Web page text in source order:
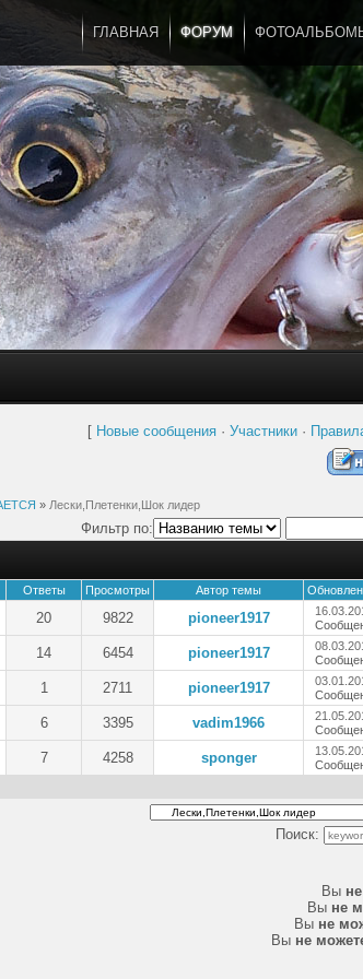
ГЛАВНАЯ ФОРУМ
[ Новые сообщения · Участники ·
» Лески,Плетенки,Шок лидер
Фильтр по:
Ответы Просмотры Автор темы
20 9822 pioneer1917
14 6454 pioneer1917
1 2711 pioneer1917
6 3395 vadim1966
7 4258 sponger
Поиск:
Вы
Вы не
Вы не
Вы не